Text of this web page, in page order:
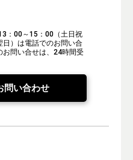
：00～15：00（土日祝
）は電話でのお問い合
問い合せは、24時間受
問い合わせ